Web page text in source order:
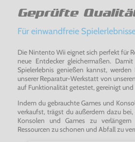
Geprüfte
Für einwandfreie
Die Nintento Wii eignet sich perfekt für
neue Entdecker gleichermaßen.
Spielerlebnis genießen kannst,
unserer Reparatur-Werkstatt von
auf Funktionalität getestet, gereinigt und
Indem du gebrauchte Games und
verkaufst, trägst du außerdem dazu
Konsolen und Games zu
Ressourcen zu schonen und Abfall zu